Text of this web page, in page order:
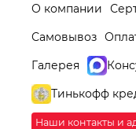
О компании
Самовывоз
Галерея
Тинькофф
Наши контакты и